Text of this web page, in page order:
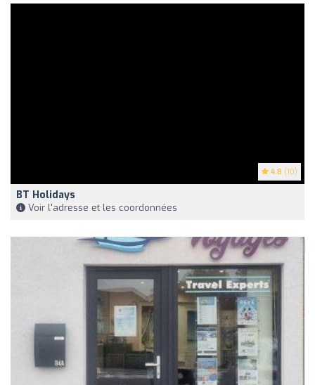
4.8 (10)
BT Holidays
Voir l'adresse et les coordonnées